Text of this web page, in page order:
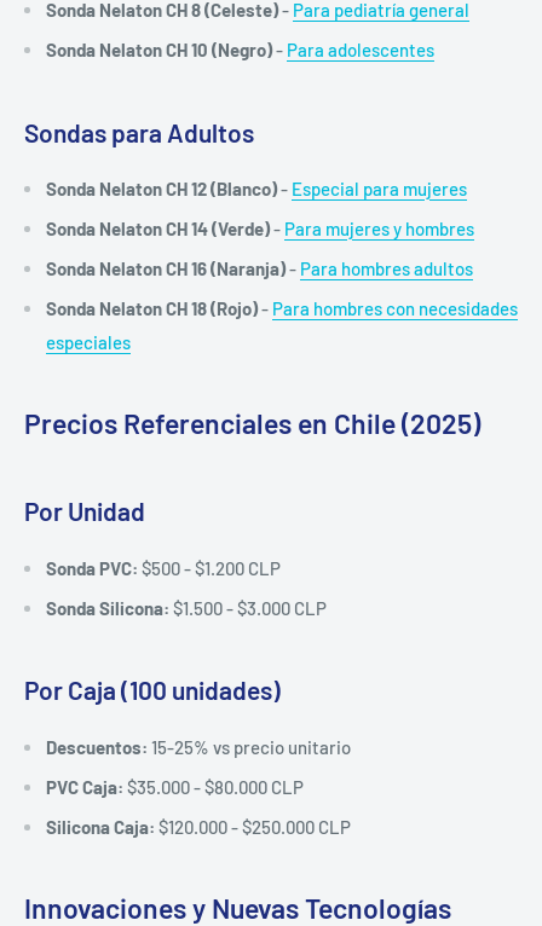
Sonda Nelaton CH 8 (Celeste)- Para pediatría general
Sonda Nelaton CH 10 (Negro)- Para adolescentes
Sondas para Adultos
Sonda Nelaton CH 12 (Blanco)- Especial para mujeres
Sonda Nelaton CH 14 (Verde)- Para mujeres y hombres
Sonda Nelaton CH 16 (Naranja)- Para hombres adultos
Sonda Nelaton CH 18 (Rojo)- Para hombres con necesidades
especiales
Precios Referenciales en Chile (2025)
Por Unidad
Sonda PVC: $500 - $1.200 CLP
Sonda Silicona: $1.500 - $3.000 CLP
Por Caja (100 unidades)
Descuentos: 15-25% vs precio unitario
PVC Caja: $35.000 - $80.000 CLP
Silicona Caja: $120.000 - $250.000 CLP
Innovaciones y Nuevas Tecnologías